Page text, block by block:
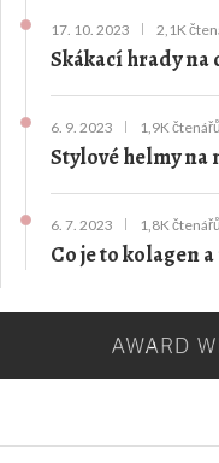
17. 10. 2023 2,1K
Skákací hrady na
6. 9. 2023 1,9K čtenářů
Stylové helmy na
6. 7. 2023 1,8K čtenářů
Co je to kolagen